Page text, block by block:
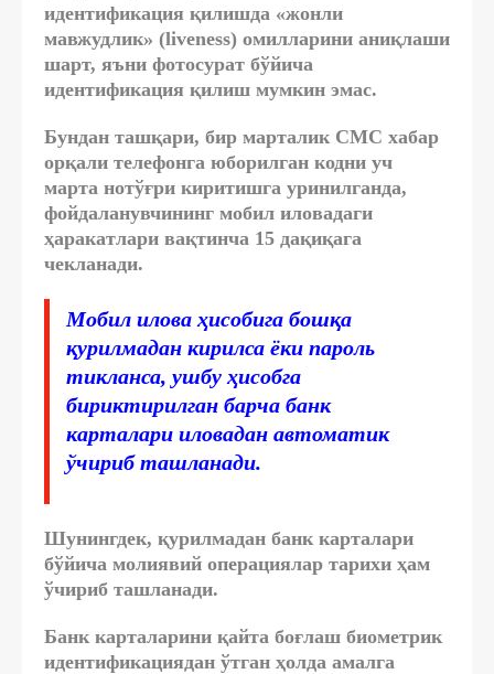
идентификация қилишда «жонли
мавжудлик» (liveness) омилларини аниқлаши
шарт, яъни фотосурат бўйича
идентификация қилиш мумкин эмас.
Бундан ташқари, бир марталик СМС хабар
орқали телефонга юборилган кодни уч
марта нотўғри киритишга уринилганда,
фойдаланувчининг мобил иловадаги
ҳаракатлари вақтинча 15 дақиқага
чекланади.
Мобил илова ҳисобига бошқа
қурилмадан кирилса ёки пароль
тикланса, ушбу ҳисобга
бириктирилган барча банк
карталари иловадан автоматик
ўчириб ташланади.
Шунингдек, қурилмадан банк карталари
бўйича молиявий операциялар тарихи ҳам
ўчириб ташланади.
Банк карталарини қайта боғлаш биометрик
идентификациядан ўтган ҳолда амалга